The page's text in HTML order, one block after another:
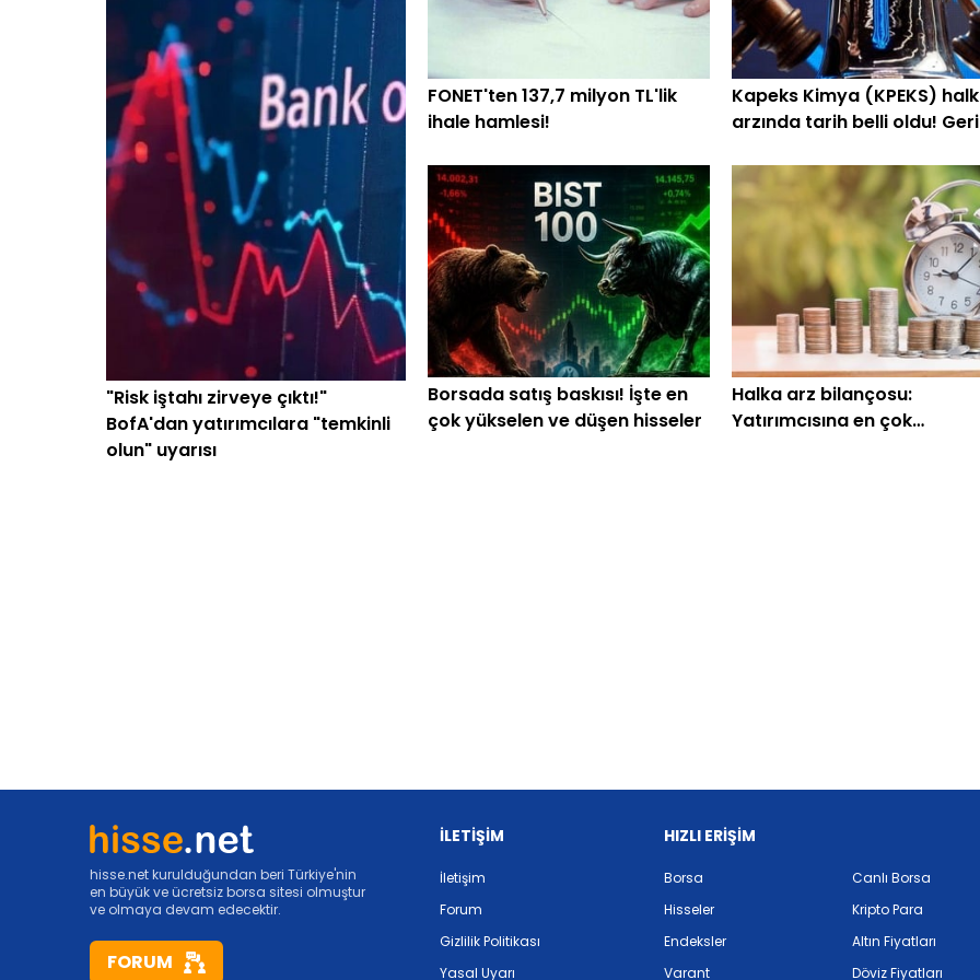
"Risk iştahı zirveye çıktı!"
BofA'dan yatırımcılara "temkinli
olun" uyarısı
FONET'ten 137,7 milyon TL'lik
ihale hamlesi!
Kapeks Kimya (KPEKS)
arzında tarih belli oldu! Geri
Borsada satış baskısı! İşte en
çok yükselen ve düşen hisseler
Halka arz bilançosu:
Yatırımcısına en çok
hisse.net kurulduğundan beri Türkiye'nin
en büyük ve ücretsiz borsa sitesi olmuştur
ve olmaya devam edecektir.
FORUM
İLETİŞİM
İletişim
Forum
Gizlilik Politikası
Yasal Uyarı
HIZLI ERİŞİM
Borsa
Hisseler
Endeksler
Varant
Canlı Borsa
Kripto Para
Altın Fiyatları
Döviz Fiyatları